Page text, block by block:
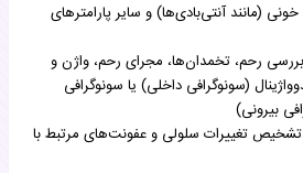
(مانند آنتی‌بادی‌ها) و سایر پارامترهای
رحم، تخمدان‌ها، مجرای رحم، واژن و
(سونوگرافی داخلی) یا سونوگرافی
بیرونی)
تغییرات سلولی و عفونت‌های مرتبط با